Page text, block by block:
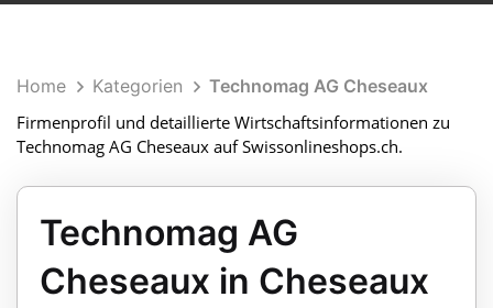
Home Kategorien
Technomag AG Cheseaux
Firmenprofil und detaillierte Wirtschaftsinformationen zu
Technomag AG Cheseaux auf Swissonlineshops.ch.
Technomag AG
Cheseaux in Cheseaux